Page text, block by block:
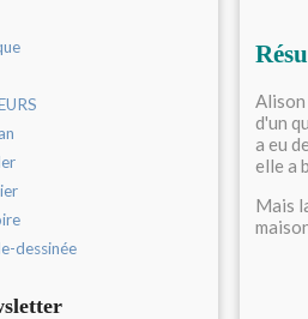
dessinée
Alison
d'un
a eu
elle a
Mais